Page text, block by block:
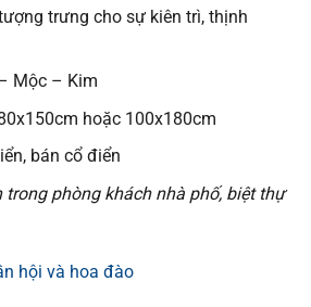
trưng cho sự kiên trì, thịnh
Mộc – Kim
hoặc 100x180cm
bán cổ điển
phòng khách nhà phố, biệt thự